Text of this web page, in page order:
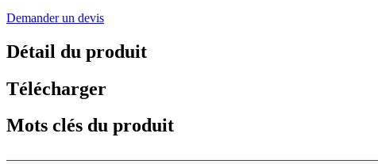
Demander un devis
Détail du produit
Télécharger
Mots clés du produit